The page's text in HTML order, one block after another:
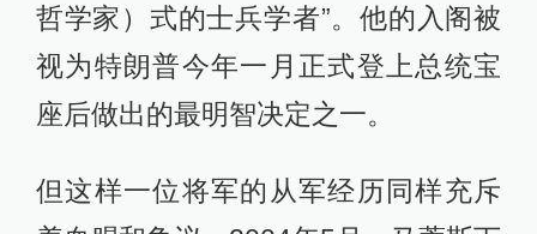
哲学家）式的士兵学者”。他的入阁被
视为特朗普今年一月正式登上总统宝
座后做出的最明智决定之一。
但这样一位将军的从军经历同样充斥